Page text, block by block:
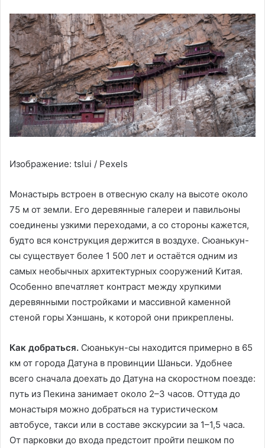
Изображение: tslui / Pexels
Монастырь встроен в отвесную скалу на высоте около
75 м от земли. Его деревянные галереи и павильоны
соединены узкими переходами, а со стороны кажется,
будто вся конструкция держится в воздухе. Сюанькун-
сы существует более 1 500 лет и остаётся одним из
самых необычных архитектурных сооружений Китая.
Особенно впечатляет контраст между хрупкими
деревянными постройками и массивной каменной
стеной горы Хэншань, к которой они прикреплены.
Как добраться. Сюанькун-сы находится примерно в 65
км от города Датуна в провинции Шаньси. Удобнее
всего сначала доехать до Датуна на скоростном поезде:
путь из Пекина занимает около 2–3 часов. Оттуда до
монастыря можно добраться на туристическом
автобусе, такси или в составе экскурсии за 1–1,5 часа.
От парковки до входа предстоит пройти пешком по